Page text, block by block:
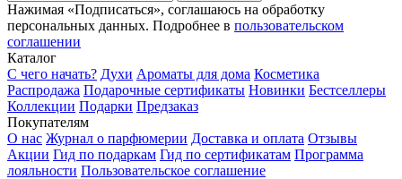
Нажимая «Подписаться», соглашаюсь на обработку
персональных данных. Подробнее в пользовательском
соглашении
Каталог
С чего начать? Духи Ароматы для дома Косметика
Распродажа Подарочные сертификаты Новинки Бестселлеры
Коллекции Подарки Предзаказ
Покупателям
О нас Журнал о парфюмерии Доставка и оплата Отзывы
Акции Гид по подаркам Гид по сертификатам Программа
лояльности Пользовательское соглашение